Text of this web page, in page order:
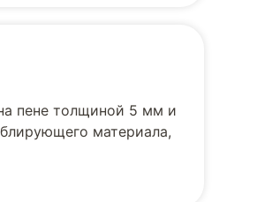
пене толщиной 5 мм и
материала,